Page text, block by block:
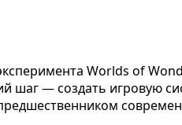
Worlds of
шаг — создать игровую